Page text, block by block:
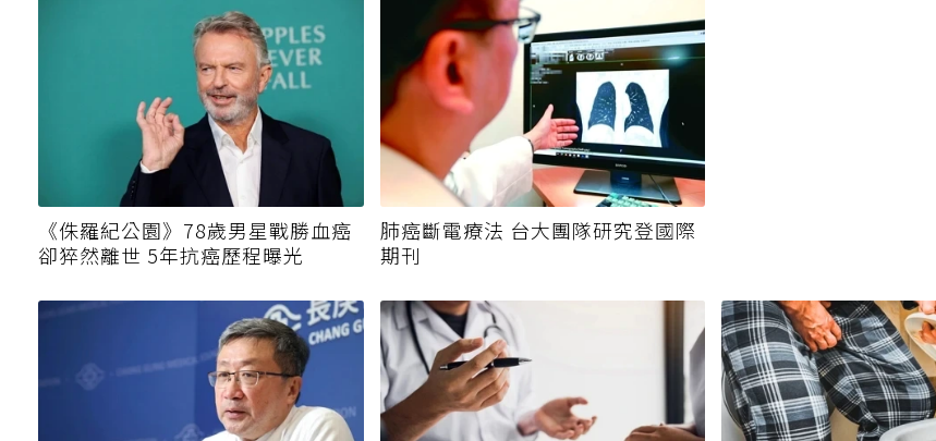
《侏羅紀公園》78歲男星戰勝血癌
卻猝然離世 5年抗癌歷程曝光
肺癌斷電療法 台大團隊研究登國際
期刊